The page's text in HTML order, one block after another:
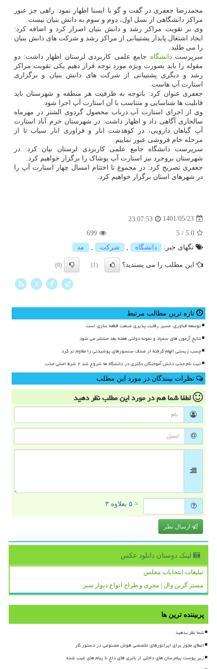
محمدرضا جعفری در گفت و گو با ایسنا اظهار نمود: راهی جز عبور
مراکز دانشگاهی از نسل اول، دوم و سوم به دانش بنیان نیست.
وی بر تقویت مراکز رشد و دانش بنیان اصرار کرد و اضافه کرد:
ایجاد اشتغال پایدار پشتیبانی از مراکز رشد و شرکت های دانش بنیان
را می طلبد.
سرپرستدانشگاه جامع علمی کاربردی لرستان اظهار داشت: دو
مقوله را باید بصورت ویژه مورد توجه قرار دهیم یکی تقویت مراکز
رشد و دیگری پشتیبانی از شرکت های دانش بنیان و برگزاری
استارت آپ هاست.
جعفری عنوان کرد: باتوجه به ظرفیت هر منطقه و شهرستان باید
قابلیت ها شناسایی و متناسب با آن استارت آپ اجرا شود.
وی از اجرای استارت آپ درباب محصول گردوی الشتر در مهرماه
سالجاری آگاهی داد و اظهار داشت: در شهرستان خرم آباد استارت
آپ گیاهان دارویی، در کوهدشت انار و فراوری انار سیاب تا از
مرحله خام فروشی عبور نماییم.
سرپرست دانشگاه جامع علمی کاربردی لرستان بیان کرد: در
شهرستان بروجرد نیز استارت آپ پوشاک را برگزار خواهیم کرد.
جعفری تصریح کرد: در مجموع تا اختتام امسال چهار استارت آپ را
در شهرهای استان برگزار خواهیم کرد.
1401/05/23
23:07:53
5.0
/
5
699
تگهای خبر:
دانشگاه شركت مد
این مطلب را می پسندید؟ (1)
(0)
X
تازه ترین مطالب مرتبط
توسعه فناوری، مسیر رقابت پذیری صنعت قطعه سازی است
نتایج آزمون های سمپاد و نمونه دولتی هفته بعد منتشر می شود
چسب زیستی الهام گرفته از صدف سنسورهای پوشیدنی را مقاوم تر کرد
ثبت نام جذب دانش آموختگان دکتری در دانشگاه ها شروع شد ۲ شرط اصلی جذب
نظرات بینندگان در مورد این مطلب
لطفا شما همدر مورد این مطلبنظر دهید
= ۵ بعلاوه ۳
ارسال نظر
لینک دوستان دانلود عكس
تبلیغات انتخابات مجلس
مستر گرین وال | مجری و طراح انواع دیوار سبز
پربیننده ترین ها
شما نظر بدهید
اعطای مجوز برای اپراتورهای تخصصی هوش مصنوعی در دستور کار
زیر پوست پیامرسان های داخلی از باتری های داغ تا پیام های غیب شده